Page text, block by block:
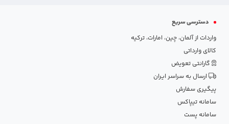
دسترسی سریع
واردات از آلمان، چین، امارات، ترکیه
کالای وارداتی
گارانتی تعویض
ارسال به سراسر ایران
پیگیری سفارش
سامانه تیپاکس
سامانه پست